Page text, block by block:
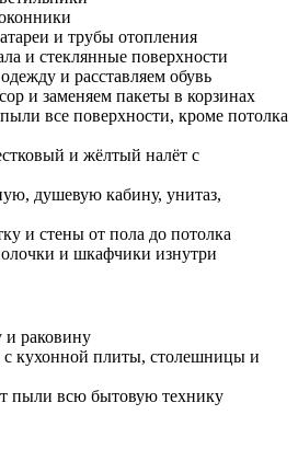
и трубы отопления
и стеклянные поверхности
и расставляем обувь
и заменяем пакеты в корзинах
все поверхности, кроме потолка
и жёлтый налёт с
душевую кабину, унитаз,
и стены от пола до потолка
и шкафчики изнутри
раковину
кухонной плиты, столешницы и
пыли всю бытовую технику